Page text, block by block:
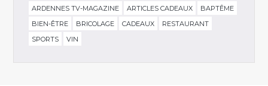
ARDENNES TV-MAGAZINE
ARTICLES CADEAUX
BAPTÊME
BIEN-ÊTRE
BRICOLAGE CADEAUX
RESTAURANT
SPORTS
VIN